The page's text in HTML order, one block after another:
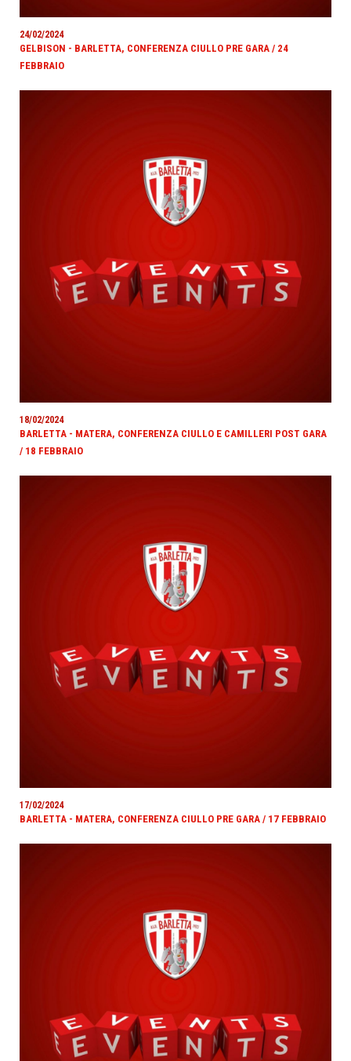
24/02/2024
GELBISON - BARLETTA, CONFERENZA CIULLO PRE GARA / 24
FEBBRAIO
18/02/2024
BARLETTA - MATERA, CONFERENZA CIULLO E CAMILLERI POST GARA
/ 18 FEBBRAIO
17/02/2024
BARLETTA - MATERA, CONFERENZA CIULLO PRE GARA / 17 FEBBRAIO